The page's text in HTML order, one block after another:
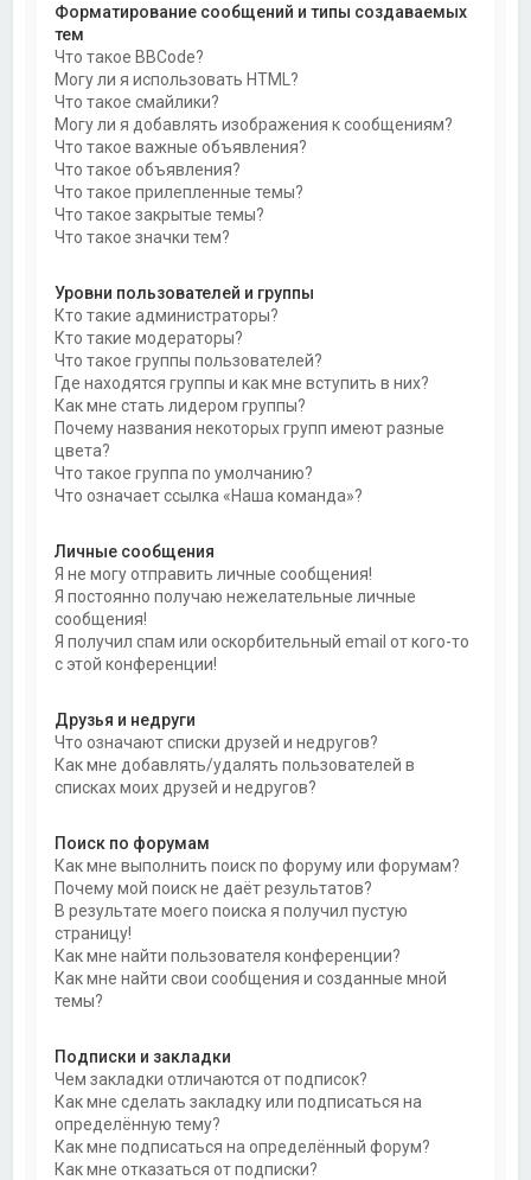
Форматирование сообщений и типы создаваемых
тем
Что такое BBCode?
Могу ли я использовать HTML?
Что такое смайлики?
Могу ли я добавлять изображения к сообщениям?
Что такое важные объявления?
Что такое объявления?
Что такое прилепленные темы?
Что такое закрытые темы?
Что такое значки тем?
Уровни пользователей и группы
Кто такие администраторы?
Кто такие модераторы?
Что такое группы пользователей?
Где находятся группы и как мне вступить в них?
Как мне стать лидером группы?
Почему названия некоторых групп имеют разные
цвета?
Что такое группа по умолчанию?
Что означает ссылка «Наша команда»?
Личные сообщения
Я не могу отправить личные сообщения!
Я постоянно получаю нежелательные личные
сообщения!
Я получил спам или оскорбительный email от кого-то
с этой конференции!
Друзья и недруги
Что означают списки друзей и недругов?
Как мне добавлять/удалять пользователей в
списках моих друзей и недругов?
Поиск по форумам
Как мне выполнить поиск по форуму или форумам?
Почему мой поиск не даёт результатов?
В результате моего поиска я получил пустую
страницу!
Как мне найти пользователя конференции?
Как мне найти свои сообщения и созданные мной
темы?
Подписки и закладки
Чем закладки отличаются от подписок?
Как мне сделать закладку или подписаться на
определённую тему?
Как мне подписаться на определённый форум?
Как мне отказаться от подписки?